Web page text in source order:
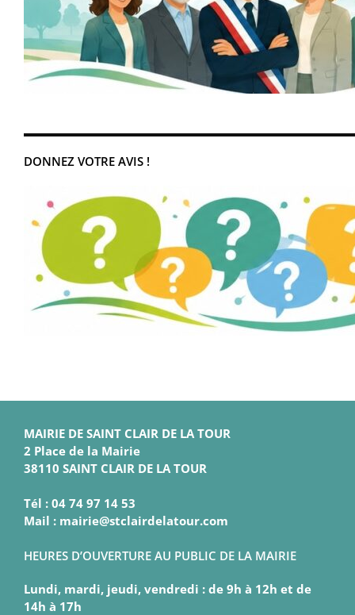
DONNEZ VOTRE AVIS !
MAIRIE DE SAINT CLAIR DE LA TOUR
2 Place de la Mairie
38110 SAINT CLAIR DE LA TOUR
Tél : 04 74 97 14 53
Mail : mairie@stclairdelatour.com
HEURES D’OUVERTURE AU PUBLIC DE LA MAIRIE
Lundi, mardi, jeudi, vendredi : de 9h à 12h et de
14h à 17h